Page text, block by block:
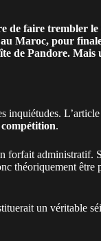
de faire trembler
Maroc, pour
de Pandore.
.
forfait administratif.
théoriquement être
un véritable